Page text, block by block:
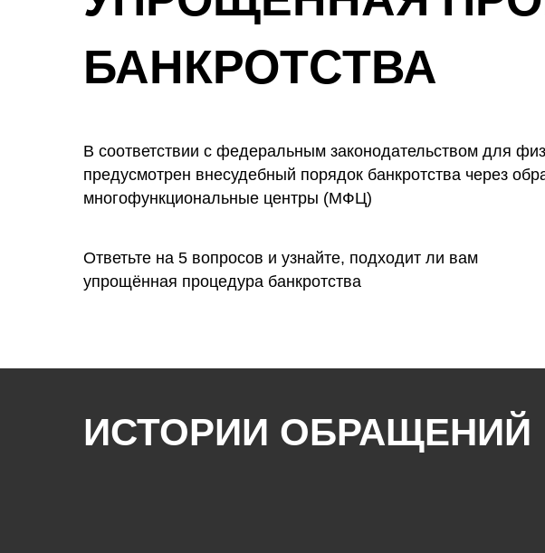
БАНКРОТСТВА
В соответствии с федеральным законодательством для
предусмотрен внесудебный порядок банкротства через
многофункциональные центры (МФЦ)
Ответьте на 5 вопросов и узнайте, подходит ли вам
упрощённая процедура банкротства
ИСТОРИИ ОБРАЩЕНИЙ